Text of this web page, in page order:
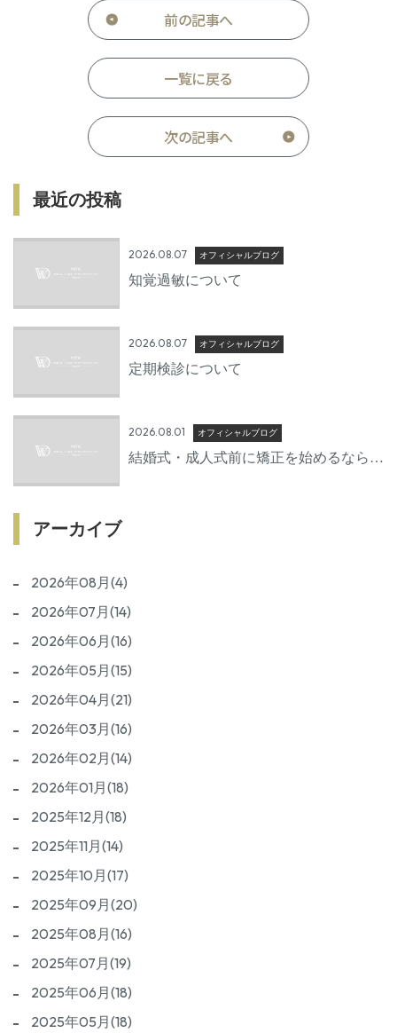
前の記事へ
一覧に戻る
次の記事へ
最近の投稿
2026.08.07 オフィシャルブログ
知覚過敏について
2026.08.07 オフィシャルブログ
定期検診について
2026.08.01 オフィシャルブログ
結婚式・成人式前に矯正を始めるならい
アーカイブ
2026年08月(4)
2026年07月(14)
2026年06月(16)
2026年05月(15)
2026年04月(21)
2026年03月(16)
2026年02月(14)
2026年01月(18)
2025年12月(18)
2025年11月(14)
2025年10月(17)
2025年09月(20)
2025年08月(16)
2025年07月(19)
2025年06月(18)
2025年05月(18)